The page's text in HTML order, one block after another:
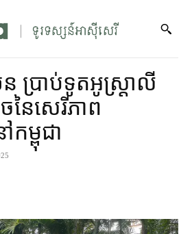
រាប់​ទូត​អូស្ត្រាលី​
នៃ​សេរីភាព​
ម្ពុជា